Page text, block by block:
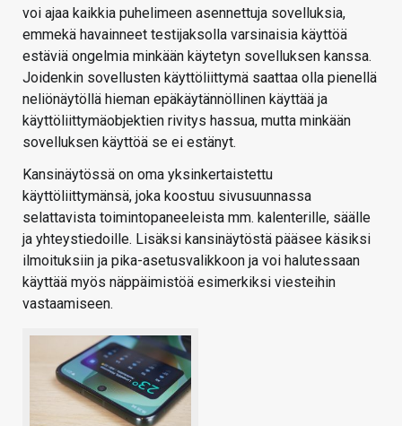
voi ajaa kaikkia puhelimeen asennettuja sovelluksia,
emmekä havainneet testijaksolla varsinaisia käyttöä
estäviä ongelmia minkään käytetyn sovelluksen kanssa.
Joidenkin sovellusten käyttöliittymä saattaa olla pienellä
neliönäytöllä hieman epäkäytännöllinen käyttää ja
käyttöliittymäobjektien rivitys hassua, mutta minkään
sovelluksen käyttöä se ei estänyt.
Kansinäytössä on oma yksinkertaistettu
käyttöliittymänsä, joka koostuu sivusuunnassa
selattavista toimintopaneeleista mm. kalenterille, säälle
ja yhteystiedoille. Lisäksi kansinäytöstä pääsee käsiksi
ilmoituksiin ja pika-asetusvalikkoon ja voi halutessaan
käyttää myös näppäimistöä esimerkiksi viesteihin
vastaamiseen.